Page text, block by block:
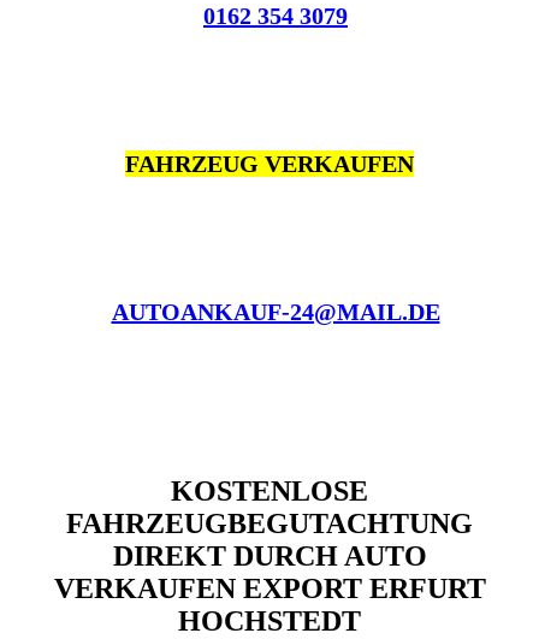
0162 354 3079
FAHRZEUG VERKAUFEN
AUTOANKAUF-24@MAIL.DE
KOSTENLOSE
FAHRZEUGBEGUTACHTUNG
DIREKT DURCH AUTO
VERKAUFEN EXPORT ERFURT
HOCHSTEDT